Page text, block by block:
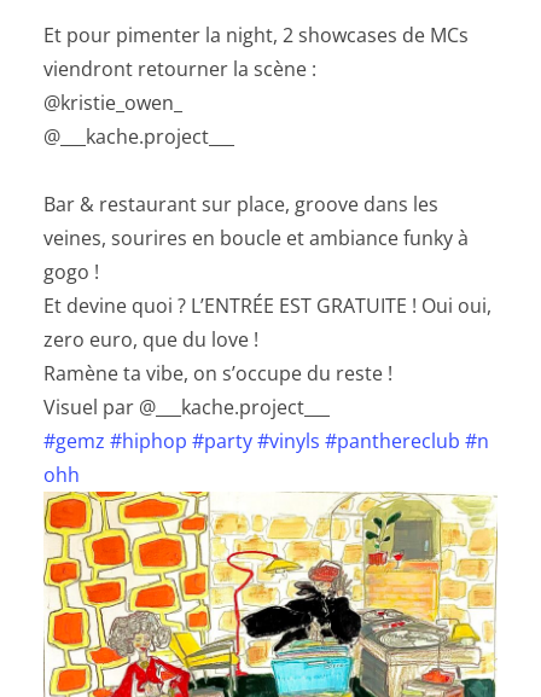
Et pour pimenter la night, 2 showcases de MCs
viendront retourner la scène :
@kristie_owen_
@___kache.project___
Bar & restaurant sur place, groove dans les
veines, sourires en boucle et ambiance funky à
gogo !
Et devine quoi ? L’ENTRÉE EST GRATUITE ! Oui oui,
zero euro, que du love !
Ramène ta vibe, on s’occupe du reste !
Visuel par @___kache.project___
#gemz #hiphop #party#vinyls #panthereclub #n
ohh